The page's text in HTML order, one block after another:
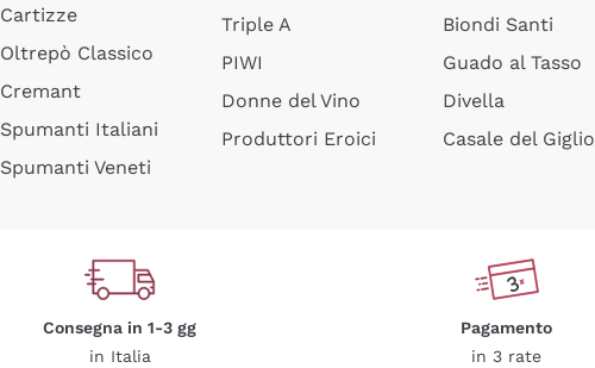
Cartizze
Oltrepò Classico
Cremant
Spumanti Italiani
Spumanti Veneti
Triple A
PIWI
Donne del Vino
Produttori Eroici
Biondi Santi
Guado al Tasso
Divella
Casale del Giglio
Consegna in 1-3 gg
in Italia
Pagamento
in 3 rate